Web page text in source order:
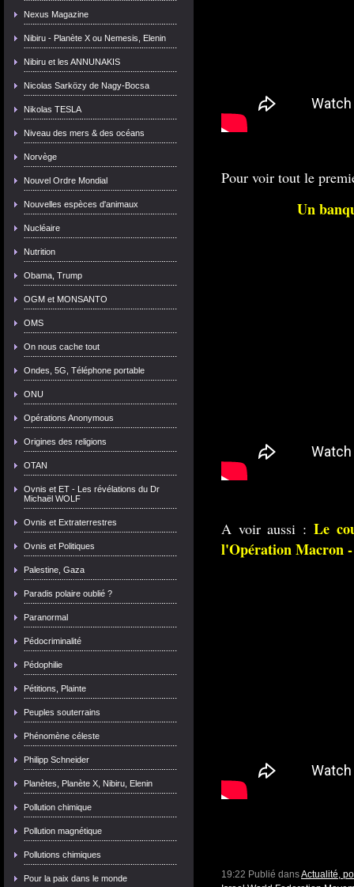
Nexus Magazine
Nibiru - Planète X ou Nemesis, Elenin
Nibiru et les ANNUNAKIS
Nicolas Sarközy de Nagy-Bocsa
Nikolas TESLA
Niveau des mers & des océans
Norvège
Nouvel Ordre Mondial
Nouvelles espèces d'animaux
Nucléaire
Nutrition
Obama, Trump
OGM et MONSANTO
OMS
On nous cache tout
Ondes, 5G, Téléphone portable
ONU
Opérations Anonymous
Origines des religions
OTAN
Ovnis et ET - Les révélations du Dr
Michaël WOLF
Ovnis et Extraterrestres
Ovnis et Politiques
Palestine, Gaza
Paradis polaire oublié ?
Paranormal
Pédocriminalité
Pédophilie
Pétitions, Plainte
Peuples souterrains
Phénomène céleste
Philipp Schneider
Planètes, Planète X, Nibiru, Elenin
Pollution chimique
Pollution magnétique
Pollutions chimiques
Pour la paix dans le monde
Pour voir tout le
Un
A voir aussi : Le
l'Opération Macron -
19:22 Publié dansActualité,